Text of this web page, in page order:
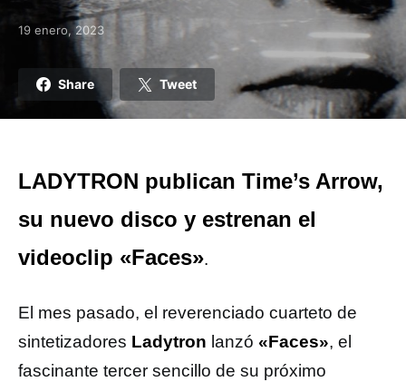
Posted on
19 enero, 2023
Share Tweet
LADYTRON publican Time’s Arrow,
su nuevo disco y estrenan el
videoclip «Faces».
El mes pasado, el reverenciado cuarteto de
sintetizadores Ladytron lanzó «Faces», el
fascinante tercer sencillo de su próximo